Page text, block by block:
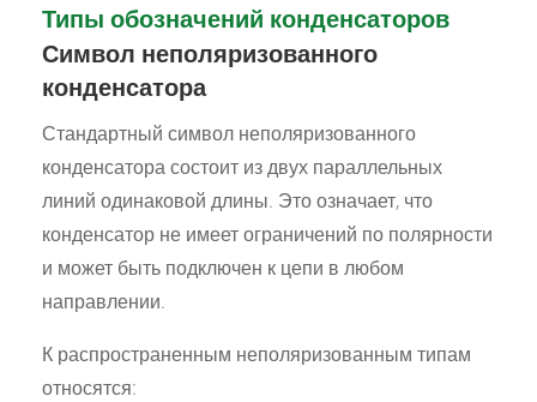
Типы обозначений конденсаторов
Символ неполяризованного
конденсатора
Стандартный символ неполяризованного
конденсатора состоит из двух параллельных
линий одинаковой длины. Это означает, что
конденсатор не имеет ограничений по полярности
и может быть подключен к цепи в любом
направлении.
К распространенным неполяризованным типам
относятся: